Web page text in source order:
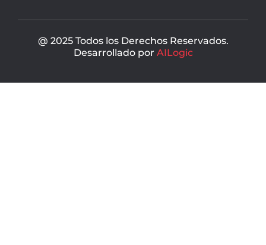
@ 2025 Todos los Derechos Reservados.
Desarrollado por AILogic